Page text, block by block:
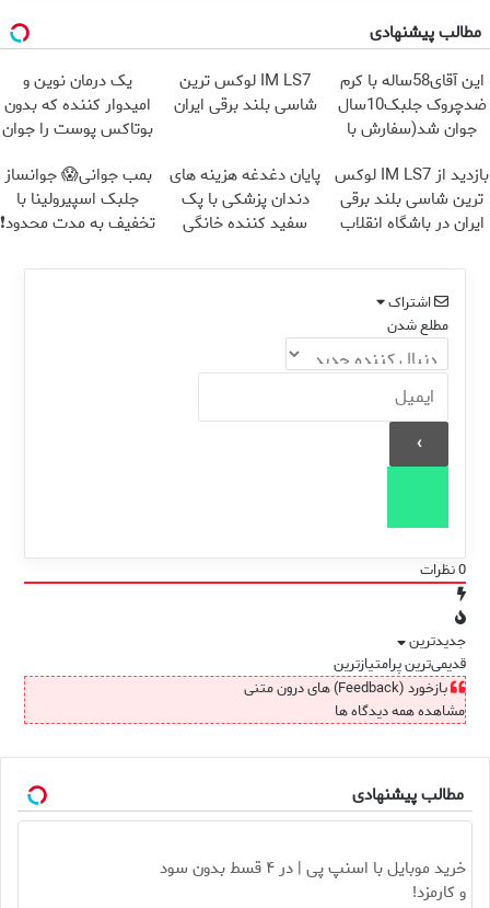
مطالب پیشنهادی
این آقای58ساله با کرم
ضدچروک جلبک10سال
جوان شد(سفارش با
IM LS7 لوکس ترین
شاسی بلند برقی ایران
یک درمان نوین و
امیدوار کننده که بدون
بوتاکس پوست را جوان
بازدید از IM LS7 لوکس
ترین شاسی بلند برقی
ایران در باشگاه انقلاب
پایان دغدغه هزینه های
دندان پزشکی با پک
سفید کننده خانگی
بمب جوانی😱 جوانساز
جلبک اسپیرولینا با
تخفیف به مدت محدود❗
اشتراک
مطلع شدن
0نظرات
جدیدترین
قدیمی‌ترینپرامتیازترین
بازخورد (Feedback) های درون متنی
مشاهده همه دیدگاه ها
مطالب پیشنهادی
خرید موبایل با اسنپ پی | در ۴ قسط بدون سود
و کارمزد!